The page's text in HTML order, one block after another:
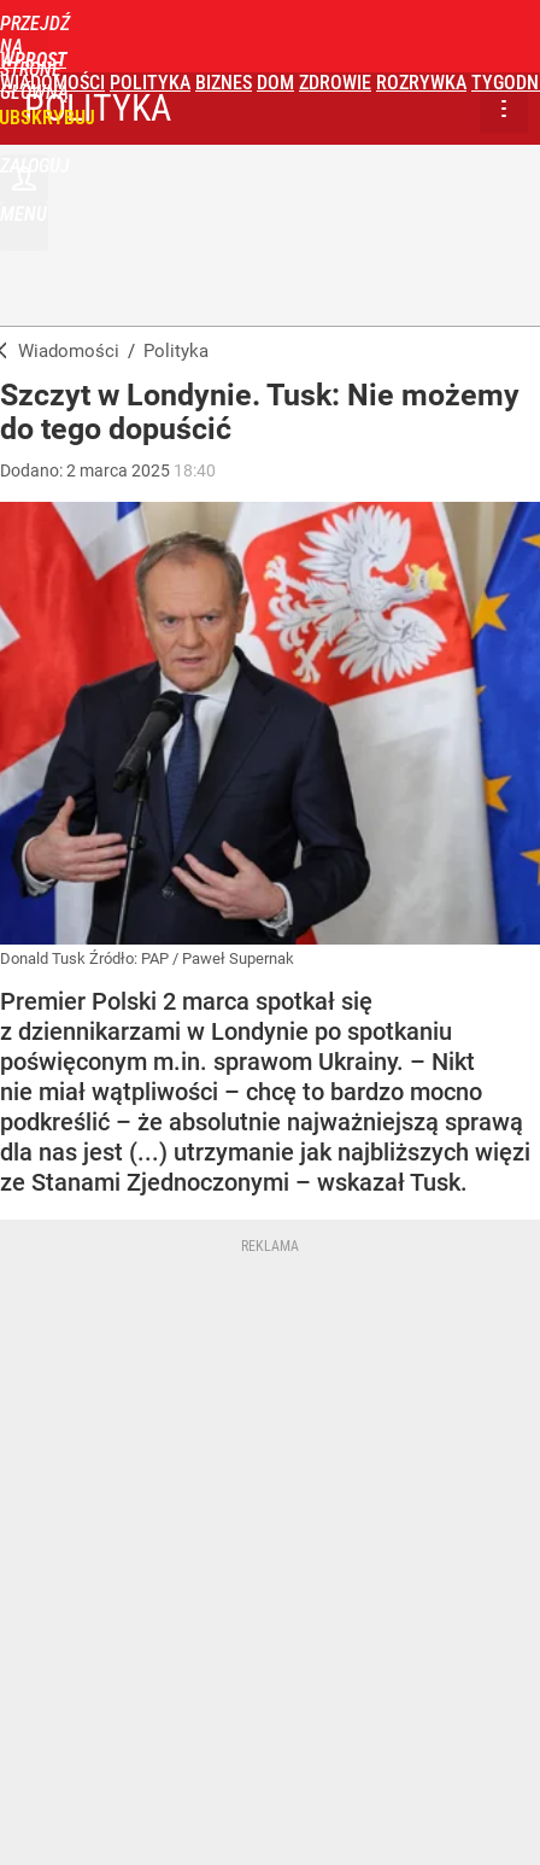
PRZEJDŹ
NA
STRONĘ
GŁÓWNĄ
WPROST
WIADOMOŚCI POLITYKA BIZNES DOM ZDROWIE ROZRYWKA
POLITYKA
Wiadomości / Polityka
Szczyt w Londynie. Tusk: Nie możemy
do tego dopuścić
Dodano:2 marca 2025 18:40
Donald Tusk Źródło: PAP / Paweł Supernak
Premier Polski 2 marca spotkał się
z dziennikarzami w Londynie po spotkaniu
poświęconym m.in. sprawom Ukrainy. – Nikt
nie miał wątpliwości – chcę to bardzo mocno
podkreślić – że absolutnie najważniejszą sprawą
dla nas jest (...) utrzymanie jak najbliższych więzi
ze Stanami Zjednoczonymi – wskazał Tusk.